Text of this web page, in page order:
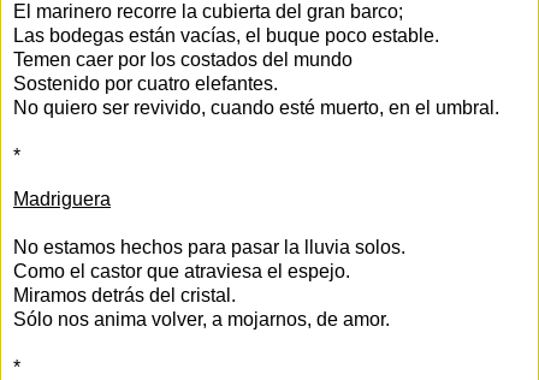
El marinero recorre la cubierta del gran barco;
Las bodegas están vacías, el buque poco estable.
Temen caer por los costados del mundo
Sostenido por cuatro elefantes.
No quiero ser revivido, cuando esté muerto, en el umbral.
*
Madriguera
No estamos hechos para pasar la lluvia solos.
Como el castor que atraviesa el espejo.
Miramos detrás del cristal.
Sólo nos anima volver, a mojarnos, de amor.
*